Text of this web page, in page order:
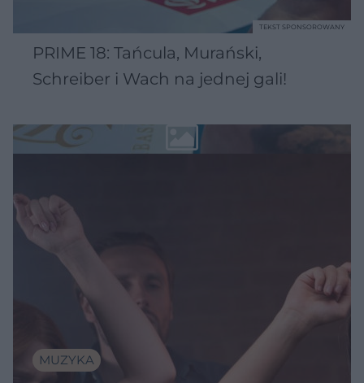
PRIME 18: Tańcula, Murański,
Schreiber i Wach na jednej gali!
TEKST SPONSOROWANY
MUZYKA